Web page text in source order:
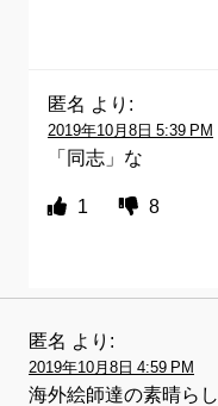
匿名 より:
2019年10月8日 5:39 PM
「同志」な
1 8
匿名 より:
2019年10月8日 4:59 PM
海外絵師達の素晴ら